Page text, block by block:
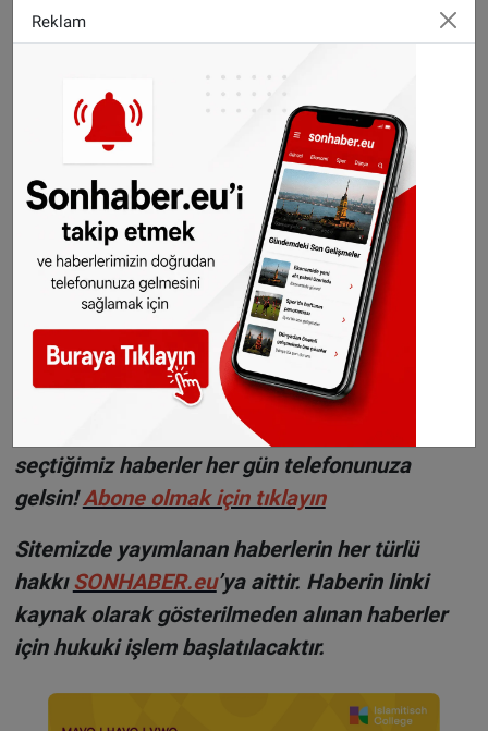
©Sonhaber.eu
aberlerimiziİnsta gram hesabımızdan
edebilirsiniz.
WhatsAppta ücretsiz bültenimize abone olun,
Hollanda ve diğer Avrupa ülkeleri gündeminden
seçtiğimiz haberler her gün telefonunuza
gelsin! Abone olmak için tıklayın
Sitemizde yayımlanan haberlerin her türlü
hakkıSONHABER.eu’ya aittir. Haberin linki
kaynak olarak gösterilmeden alınan haberler
için hukuki işlem başlatılacaktır.
Reklam